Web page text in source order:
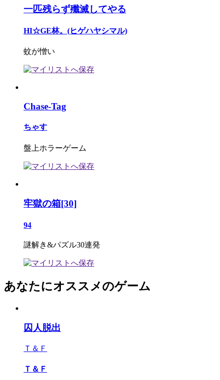
一匹残らず殲滅してやる
HI☆GE林。(ヒゲハヤシマル)
蚊が憎い
Chase-Tag
ちゃす
盤上ホラーゲーム
牢獄の箱[30]
94
謎解き&パズル30連発
あなたにオススメのゲーム
囚人脱出
Ｔ＆Ｆ
Ｔ＆Ｆ